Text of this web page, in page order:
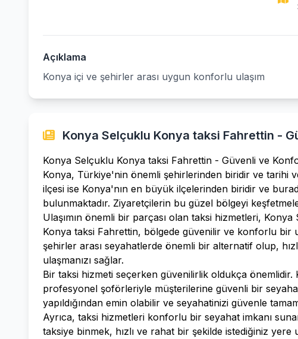
Açıklama
Konya içi ve şehirler arası uygun konforlu ulaşım
Konya Selçuklu Konya taksi Fahrettin -
Konya Selçuklu Konya taksi Fahrettin - Güvenli ve
Konya, Türkiye'nin önemli şehirlerinden biridir ve tarihi
ilçesi ise Konya'nın en büyük ilçelerinden biridir ve
bulunmaktadır. Ziyaretçilerin bu güzel bölgeyi
Ulaşımın önemli bir parçası olan taksi hizmetleri,
Konya taksi Fahrettin, bölgede güvenilir ve konforlu bir
şehirler arası seyahatlerde önemli bir alternatif olup,
ulaşmanızı sağlar.
Bir taksi hizmeti seçerken güvenilirlik oldukça
profesyonel şoförleriyle müşterilerine güvenli bir
yapıldığından emin olabilir ve seyahatinizi güvenle
Ayrıca, taksi hizmetleri konforlu bir seyahat imkanı
taksiye binmek, hızlı ve rahat bir şekilde istediğiniz yere